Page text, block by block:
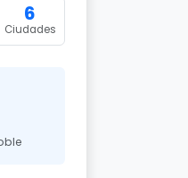
6
Ciudades